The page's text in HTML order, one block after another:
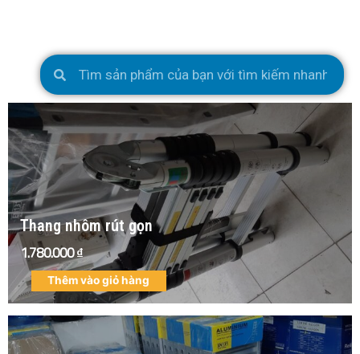
Search
Thang nhôm rút gọn
1.780.000₫
Thêm vào giỏ hàng